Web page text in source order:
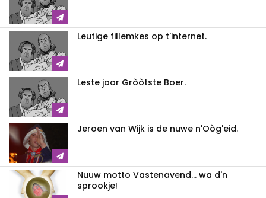
Leutige fillemkes op t'internet.
Leste jaar Gròòtste Boer.
Jeroen van Wijk is de nuwe n'Oòg'eid.
Nuuw motto Vastenavend... wa d'n
sprookje!